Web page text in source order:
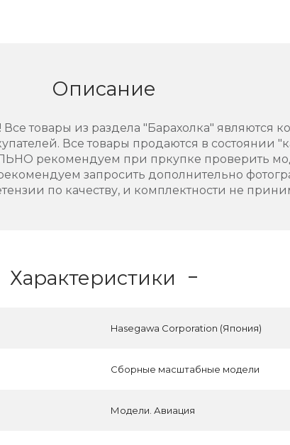
Описание
товары из раздела "Барахолка" являются
Все товары продаются в состоянии
рекомендуем при пркупке проверить
запросить дополнительно
по качеству, и комплектности не
Характеристики
Hasegawa Corporation (Япония)
Сборные масштабные модели
Модели. Авиация